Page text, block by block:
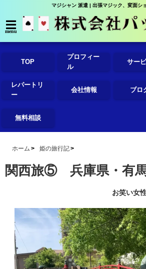
マジシャン 派遣 | 出張マジック、変面シ
menu
TOP
プロフィー
ル
サー
レパートリ
ー
会社情報 ブロ
無料相談
ホーム 姫の旅行記
関西旅⑤ 兵庫県・有
お笑い女